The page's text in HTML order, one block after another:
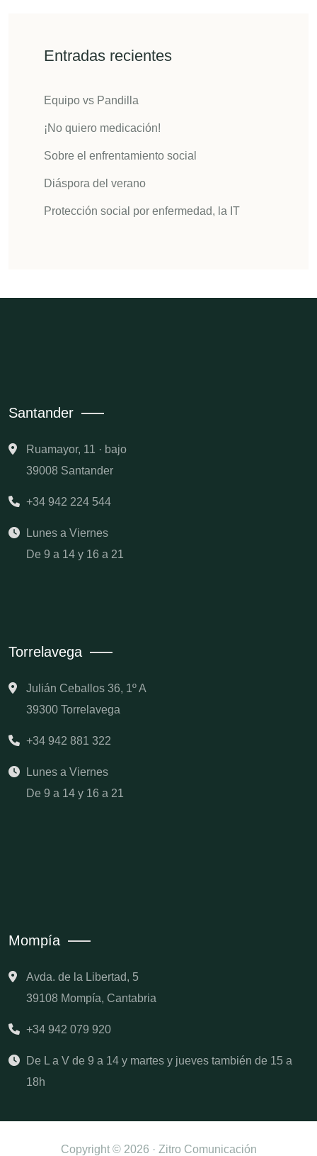
Entradas recientes
Equipo vs Pandilla
¡No quiero medicación!
Sobre el enfrentamiento social
Diáspora del verano
Protección social por enfermedad, la IT
Santander
Ruamayor, 11 · bajo
39008 Santander
+34 942 224 544
Lunes a Viernes
De 9 a 14 y 16 a 21
Torrelavega
Julián Ceballos 36, 1º A
39300 Torrelavega
+34 942 881 322
Lunes a Viernes
De 9 a 14 y 16 a 21
Mompía
Avda. de la Libertad, 5
39108 Mompía, Cantabria
+34 942 079 920
De L a V de 9 a 14 y martes y jueves también de 15 a
18h
Copyright © 2026 · Zitro Comunicación